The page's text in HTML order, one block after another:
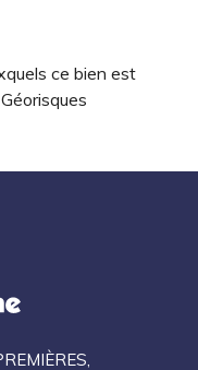
ce bien est